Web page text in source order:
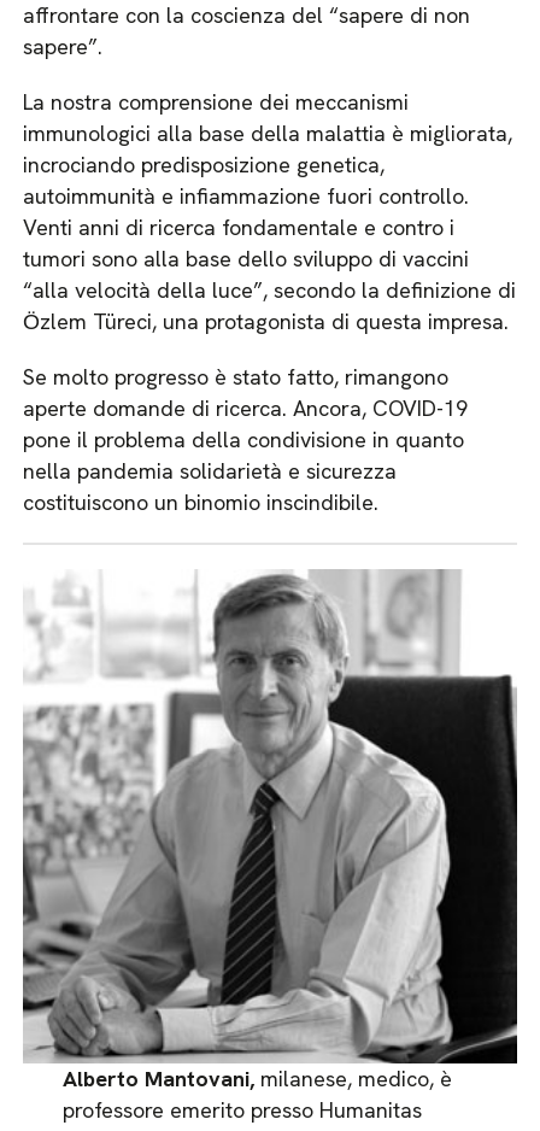
affrontare con la coscienza del “sapere di non
sapere”.
La nostra comprensione dei meccanismi
immunologici alla base della malattia è migliorata,
incrociando predisposizione genetica,
autoimmunità e infiammazione fuori controllo.
Venti anni di ricerca fondamentale e contro i
tumori sono alla base dello sviluppo di vaccini
“alla velocità della luce”, secondo la definizione di
Ӧzlem Türeci, una protagonista di questa impresa.
Se molto progresso è stato fatto, rimangono
aperte domande di ricerca. Ancora, COVID-19
pone il problema della condivisione in quanto
nella pandemia solidarietà e sicurezza
costituiscono un binomio inscindibile.
Alberto Mantovani,milanese, medico, è
professore emerito presso Humanitas